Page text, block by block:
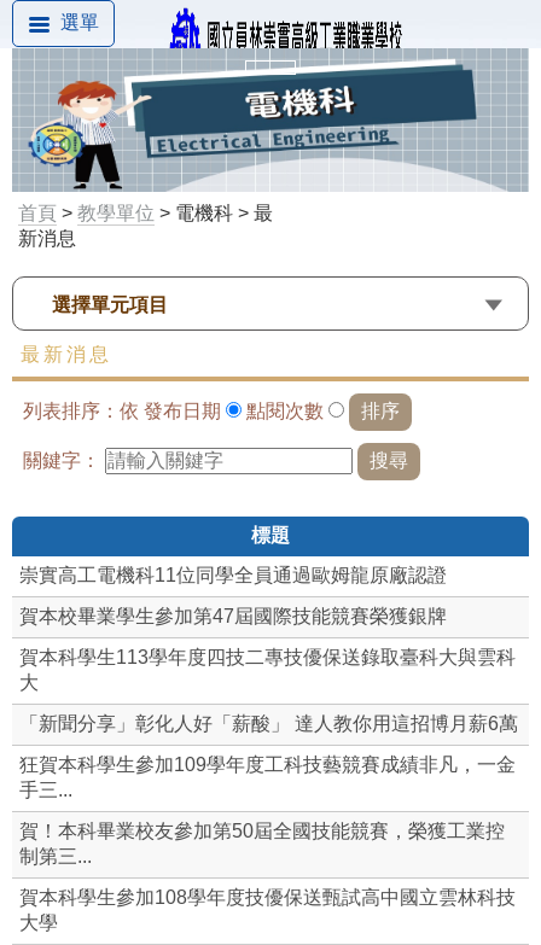
選單
首頁 > 教學單位 > 電機科 > 最
新消息
選擇單元項目
最新消息
列表排序：依 發布日期 點閱次數
關鍵字：
標題
崇實高工電機科11位同學全員通過歐姆龍原廠認證
賀本校畢業學生參加第47屆國際技能競賽榮獲銀牌
賀本科學生113學年度四技二專技優保送錄取臺科大與雲科
大
「新聞分享」彰化人好「薪酸」 達人教你用這招博月薪6萬
狂賀本科學生參加109學年度工科技藝競賽成績非凡，一金
手三...
賀！本科畢業校友參加第50屆全國技能競賽，榮獲工業控
制第三...
賀本科學生參加108學年度技優保送甄試高中國立雲林科技
大學